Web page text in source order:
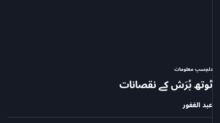
POSTED
IN
دلچسپ معلومات
ٹوتھ بُرَش کے نقصانات
عبد الغفور